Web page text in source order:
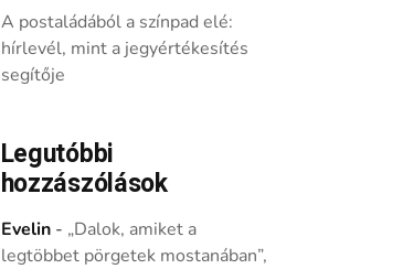
A postaládából a színpad elé:
hírlevél, mint a jegyértékesítés
segítője
Legutóbbi
hozzászólások
Evelin- „Dalok, amiket a
legtöbbet pörgetek mostanában”,